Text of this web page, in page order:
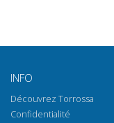
INFO
Découvrez Torrossa
Confidentialité